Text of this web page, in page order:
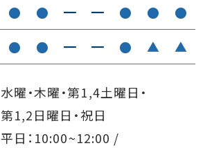
● ● ━ ━ ● ● ●
● ● ━ ━ ● ▲ ▲
水曜・木曜・第1,4土曜日・
第1,2日曜日・祝日
平日：10:00~12:00 /